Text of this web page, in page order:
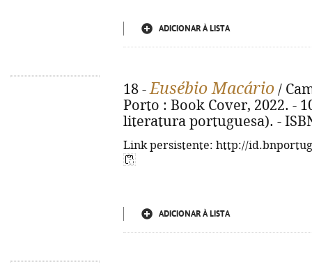
ADICIONAR À LISTA
18 -Eusébio Macário /
Porto : Book Cover, 2022. -
literatura portuguesa). -
Link persistente: http://
ADICIONAR À LISTA